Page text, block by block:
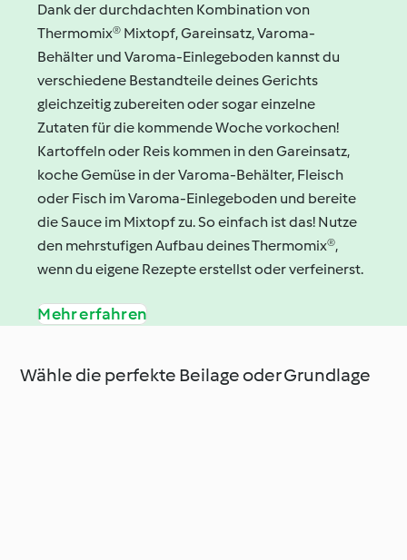
Dank der durchdachten Kombination von
Thermomix® Mixtopf, Gareinsatz, Varoma-
Behälter und Varoma-Einlegeboden kannst du
verschiedene Bestandteile deines Gerichts
gleichzeitig zubereiten oder sogar einzelne
Zutaten für die kommende Woche vorkochen!
Kartoffeln oder Reis kommen in den Gareinsatz,
koche Gemüse in der Varoma-Behälter, Fleisch
oder Fisch im Varoma-Einlegeboden und bereite
die Sauce im Mixtopf zu. So einfach ist das! Nutze
den mehrstufigen Aufbau deines Thermomix®,
wenn du eigene Rezepte erstellst oder verfeinerst.
Mehr erfahren
Wähle die perfekte Beilage oder Grundlage